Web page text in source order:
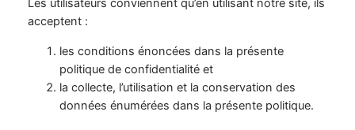
Les utilisateurs conviennent qu’en utilisant notre site, ils
acceptent :
les conditions énoncées dans la présente
politique de confidentialité et
la collecte, l’utilisation et la conservation des
données énumérées dans la présente politique.